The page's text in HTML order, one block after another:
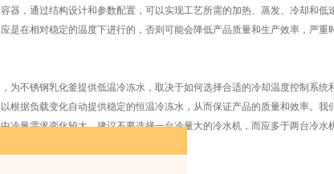
器，通过结构设计和参数配置，可以实现工艺所需的加热、蒸发、冷却和低
是在相对稳定的温度下进行的，否则可能会降低产品质量和生产效率，严重
不锈钢乳化釜提供低温冷冻水，取决于如何选择合适的冷却温度控制系统
根据负载变化自动提供稳定的恒温冷冻水，从而保证产品的质量和效率。我
冷量需求变化较大，建议不要选择一台冷量大的冷水机，而应多于两台冷水